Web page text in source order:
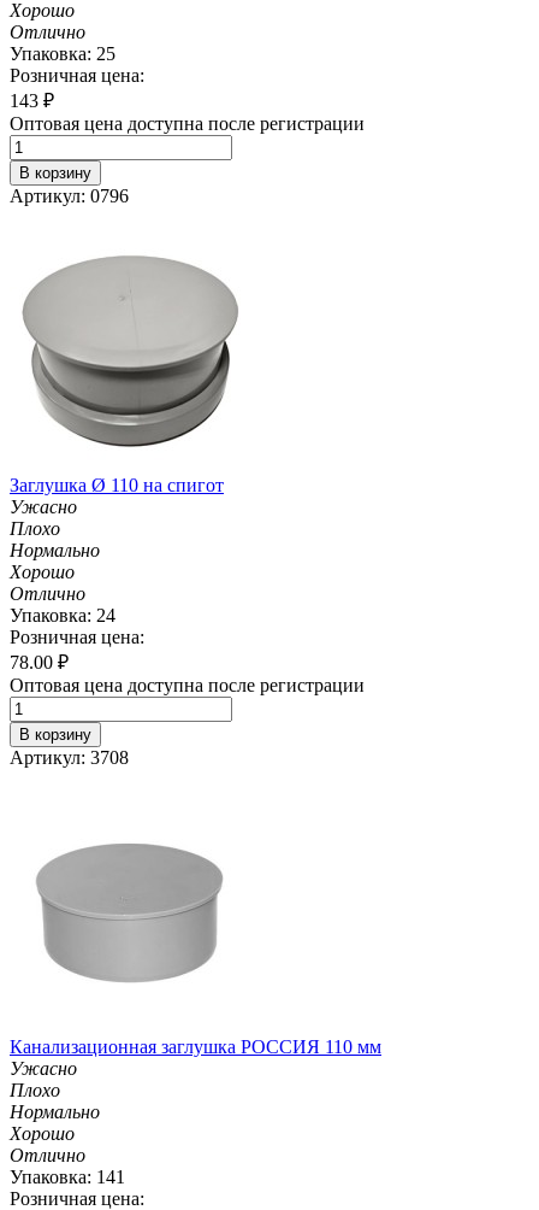
Хорошо
Отлично
Упаковка: 25
Розничная цена:
143 ₽
Оптовая цена доступна после регистрации
В корзину
Артикул: 0796
Заглушка Ø 110 на спигот
Ужасно
Плохо
Нормально
Хорошо
Отлично
Упаковка: 24
Розничная цена:
78.00 ₽
Оптовая цена доступна после регистрации
В корзину
Артикул: 3708
Канализационная заглушка РОССИЯ 110 мм
Ужасно
Плохо
Нормально
Хорошо
Отлично
Упаковка: 141
Розничная цена: